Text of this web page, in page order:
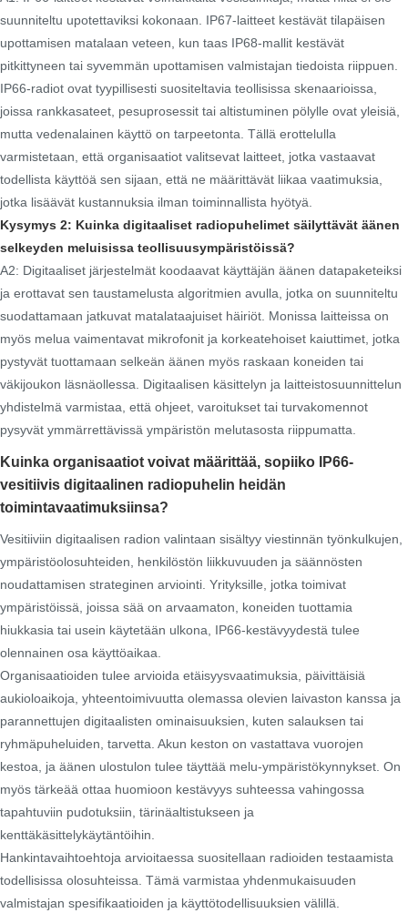
suunniteltu upotettaviksi kokonaan. IP67-laitteet kestävät tilapäisen
upottamisen matalaan veteen, kun taas IP68-mallit kestävät
pitkittyneen tai syvemmän upottamisen valmistajan tiedoista riippuen.
IP66-radiot ovat tyypillisesti suositeltavia teollisissa skenaarioissa,
joissa rankkasateet, pesuprosessit tai altistuminen pölylle ovat yleisiä,
mutta vedenalainen käyttö on tarpeetonta. Tällä erottelulla
varmistetaan, että organisaatiot valitsevat laitteet, jotka vastaavat
todellista käyttöä sen sijaan, että ne määrittävät liikaa vaatimuksia,
jotka lisäävät kustannuksia ilman toiminnallista hyötyä.
Kysymys 2: Kuinka digitaaliset radiopuhelimet säilyttävät äänen
selkeyden meluisissa teollisuusympäristöissä?
A2: Digitaaliset järjestelmät koodaavat käyttäjän äänen datapaketeiksi
ja erottavat sen taustamelusta algoritmien avulla, jotka on suunniteltu
suodattamaan jatkuvat matalataajuiset häiriöt. Monissa laitteissa on
myös melua vaimentavat mikrofonit ja korkeatehoiset kaiuttimet, jotka
pystyvät tuottamaan selkeän äänen myös raskaan koneiden tai
väkijoukon läsnäollessa. Digitaalisen käsittelyn ja laitteistosuunnittelun
yhdistelmä varmistaa, että ohjeet, varoitukset tai turvakomennot
pysyvät ymmärrettävissä ympäristön melutasosta riippumatta.
Kuinka organisaatiot voivat määrittää, sopiiko IP66-
vesitiivis digitaalinen radiopuhelin heidän
toimintavaatimuksiinsa?
Vesitiiviin digitaalisen radion valintaan sisältyy viestinnän työnkulkujen,
ympäristöolosuhteiden, henkilöstön liikkuvuuden ja säännösten
noudattamisen strateginen arviointi. Yrityksille, jotka toimivat
ympäristöissä, joissa sää on arvaamaton, koneiden tuottamia
hiukkasia tai usein käytetään ulkona, IP66-kestävyydestä tulee
olennainen osa käyttöaikaa.
Organisaatioiden tulee arvioida etäisyysvaatimuksia, päivittäisiä
aukioloaikoja, yhteentoimivuutta olemassa olevien laivaston kanssa ja
parannettujen digitaalisten ominaisuuksien, kuten salauksen tai
ryhmäpuheluiden, tarvetta. Akun keston on vastattava vuorojen
kestoa, ja äänen ulostulon tulee täyttää melu-ympäristökynnykset. On
myös tärkeää ottaa huomioon kestävyys suhteessa vahingossa
tapahtuviin pudotuksiin, tärinäaltistukseen ja
kenttäkäsittelykäytäntöihin.
Hankintavaihtoehtoja arvioitaessa suositellaan radioiden testaamista
todellisissa olosuhteissa. Tämä varmistaa yhdenmukaisuuden
valmistajan spesifikaatioiden ja käyttötodellisuuksien välillä.